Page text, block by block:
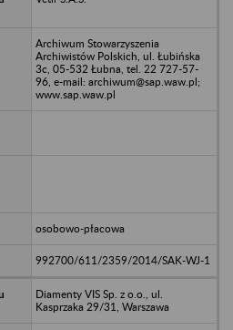
Archiwum Stowarzyszenia
Archiwistów Polskich, ul. Łubińska
3c, 05-532 Łubna, tel. 22 727-57-
96, e-mail: archiwum@sap.waw.pl;
www.sap.waw.pl
osobowo-płacowa
992700/611/2359/2014/SAK-WJ-1
Diamenty VIS Sp. z o.o., ul.
Kasprzaka 29/31, Warszawa